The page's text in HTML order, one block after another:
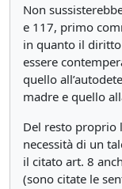
Non
e 117, primo
in quanto il
essere
quello
madre e quello
Del resto proprio
necessità di un
il citato art. 8
(sono citate le